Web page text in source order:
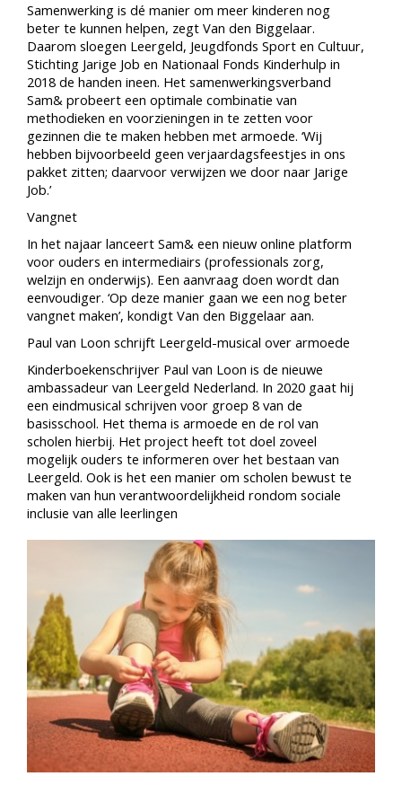
Samenwerking is dé manier om meer kinderen nog
beter te kunnen helpen, zegt Van den Biggelaar.
Daarom sloegen Leergeld, Jeugdfonds Sport en Cultuur,
Stichting Jarige Job en Nationaal Fonds Kinderhulp in
2018 de handen ineen. Het samenwerkingsverband
Sam& probeert een optimale combinatie van
methodieken en voorzieningen in te zetten voor
gezinnen die te maken hebben met armoede. ‘Wij
hebben bijvoorbeeld geen verjaardagsfeestjes in ons
pakket zitten; daarvoor verwijzen we door naar Jarige
Job.’
Vangnet
In het najaar lanceert Sam& een nieuw online platform
voor ouders en intermediairs (professionals zorg,
welzijn en onderwijs). Een aanvraag doen wordt dan
eenvoudiger. ‘Op deze manier gaan we een nog beter
vangnet maken’, kondigt Van den Biggelaar aan.
Paul van Loon schrijft Leergeld-musical over armoede
Kinderboekenschrijver Paul van Loon is de nieuwe
ambassadeur van Leergeld Nederland. In 2020 gaat hij
een eindmusical schrijven voor groep 8 van de
basisschool. Het thema is armoede en de rol van
scholen hierbij. Het project heeft tot doel zoveel
mogelijk ouders te informeren over het bestaan van
Leergeld. Ook is het een manier om scholen bewust te
maken van hun verantwoordelijkheid rondom sociale
inclusie van alle leerlingen